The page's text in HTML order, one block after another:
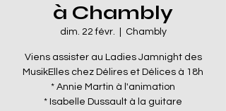
à Chambly
dim. 22 févr. Chambly
Viens assister au Ladies Jamnight des
MusikElles chez Délires et Délices à 18h
* Annie Martin à l'animation
* Isabelle Dussault à la guitare